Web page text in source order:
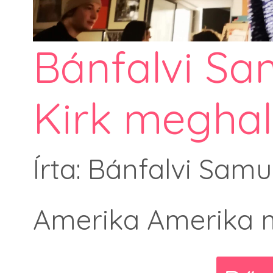
Bánfalvi
Kirk
Írta: Bánfalvi Samu
Amerika Amerika